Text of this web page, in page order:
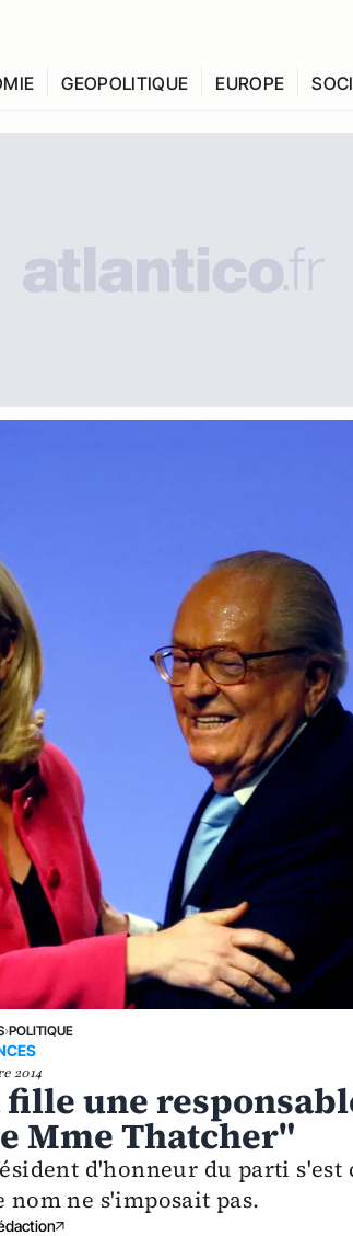
GEOPOLITIQUE EUROPE
›POLITIQUE
2014
fille une
Mme Thatcher"
d'honneur du parti s'est
nom ne s'imposait pas.